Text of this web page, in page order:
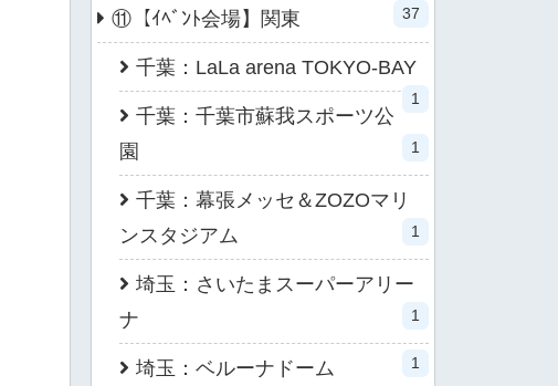
⑪【ｲﾍﾞﾝﾄ会場】関東 37
千葉：LaLa arena TOKYO-BAY
1
千葉：千葉市蘇我スポーツ公
園
1
千葉：幕張メッセ＆ZOZOマリ
ンスタジアム
1
埼玉：さいたまスーパーアリー
ナ
1
埼玉：ベルーナドーム 1